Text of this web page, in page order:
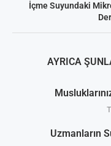
İçme Suyundaki
AYRICA
Uzmanların